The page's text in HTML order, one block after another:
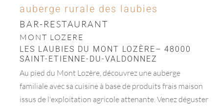
auberge rurale des laubies
BAR-RESTAURANT
MONT LOZERE
LES LAUBIES DU MONT LOZÈRE– 48000
SAINT-ETIENNE-DU-VALDONNEZ
Au pied du Mont Lozère, découvrez une auberge
familiale avec sa cuisine à base de produits frais maison
issus de l'exploitation agricole attenante. Venez déguster